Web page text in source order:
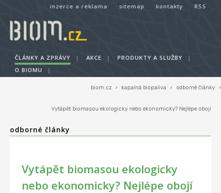
inzerce a reklama sitemap kontakty RSS
ČLÁNKY A ZPRÁVY | AKCE | PRODUKTY A SLUŽBY
|
O BIOMU
|
biom.cz › kapalná biopaliva › odborné články ›
Vytápět biomasou ekologicky nebo ekonomicky? Nejlépe obojí
odborné články
Vytápět biomasou ekologicky
nebo ekonomicky? Nejlépe obojí